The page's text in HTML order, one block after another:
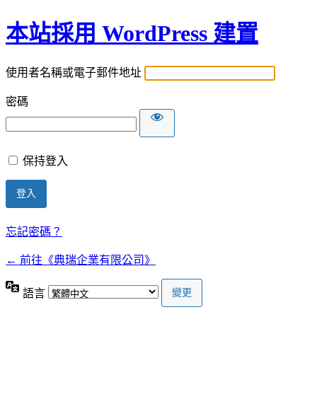
本站採用 WordPress 建置
使用者名稱或電子郵件地址
密碼
保持登入
忘記密碼？
← 前往《典瑞企業有限公司》
語言